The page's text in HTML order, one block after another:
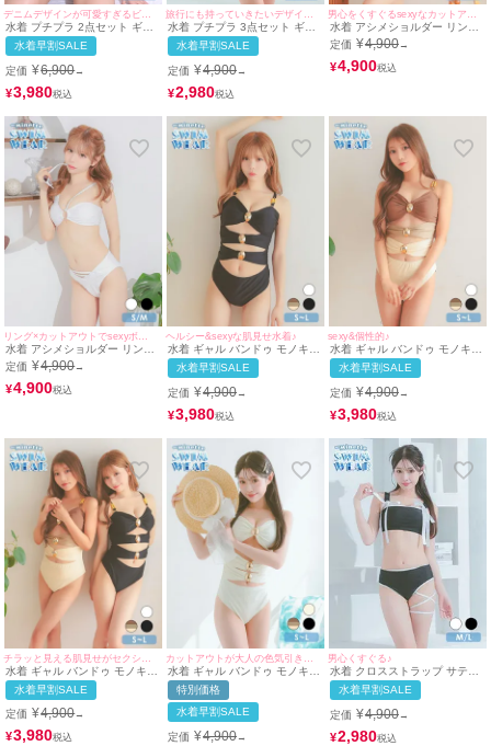
水着 プチプラ 2点セット ギャ
ル セット リボン 編み上げ デ
ニム ローライズ 青 ブルベ ビ
キニ (Sサイズ対応) |
myMinette/マイミネット
水着早割SALE
定価 ¥6,900→
¥3,980
水着 プチプラ 3点セット ギャ
ル 2way 体型カバー バンドゥ
スカートタイプ 黒 ビキニ (ち
ぴたん着用/XS~Lサイズ対応) |
myMinette/マイミネット
水着早割SALE
定価 ¥4,900→
¥2,980
水着 アシメショルダー リング
付き カットアウト バンドゥ ワ
ンカラー ワッフル ギャル ビキ
ニ (ブラック/若林萌々着用)
定価 ¥4,900→
¥4,900
水着 アシメショルダー リング
付き カットアウト バンドゥ ワ
ンカラー ワッフル ギャル ビキ
ニ (ホワイト/若林萌々着用)
定価 ¥4,900→
¥4,900
ヘルシー&sexyな肌見せ水着♪
水着 ギャル バンドゥ モノキニ
シャーリング カットアウト ビ
キニ (ブラック/若林萌々着用)
水着早割SALE
定価 ¥4,900→
¥3,980
sexy&個性的♪
水着 ギャル バンドゥ モノキニ
シャーリング カットアウト ビ
キニ (ブラウン×ベージュ/早河
ルカ着用 ブラック/若林萌々着
用)
水着早割SALE
定価 ¥4,900→
¥3,980
水着 ギャル バンドゥ モノキニ
シャーリング カットアウト ビ
キニ (ブラウン×ベージュ/早河
ルカ着用 ブラック/若林萌々着
用)
水着早割SALE
定価 ¥4,900→
¥3,980
水着 ギャル バンドゥ モノキニ
シャーリング カットアウト ビ
キニ (アイボリー/雨宮由乙花着
用)
特別価格
水着早割SALE
定価 ¥4,900→
男心くすぐる♪
水着 クロスストラップ サテン
リボンパイピング ビスチェ ギ
ャル ビキニ (ブラック/雨宮由
乙花着用)
水着早割SALE
定価 ¥4,900→
¥2,980